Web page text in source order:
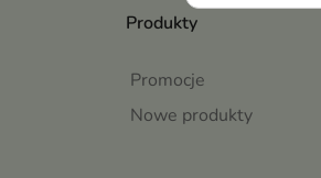
Produkty
Promocje
Nowe produkty